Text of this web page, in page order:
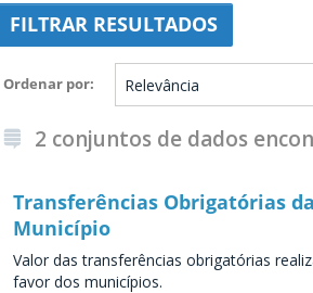
FILTRAR RESULTADOS
Ordenar por
2 conjuntos de dados
Transferências Obrigatórias
Município
Valor das transferências obrigatórias
favor dos municípios.